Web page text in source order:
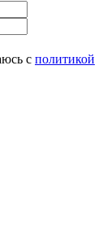
с политикой